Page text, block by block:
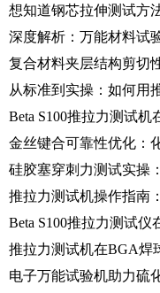
想知道钢芯拉伸测试方
从标准到实操：如何用
Beta S100推拉力测试
硅胶塞穿刺力测试实操
Beta S100推拉力测试